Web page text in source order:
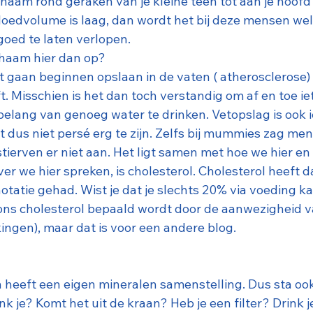
is laag, dan wordt het bij deze mensen
te laten verlopen.
hier dan op?
gaan beginnen opslaan in de vaten (
Misschien is het dan toch verstandig om af en toe
van genoeg water te drinken. Vetopslag is ook
dus niet persé erg te zijn. Zelfs bij mummies zag
er niet aan. Het ligt samen met hoe we hier
we hier spreken, is cholesterol. Cholesterol heeft
gehad. Wist je dat je slechts 20% via voeding
cholesterol bepaald wordt door de aanwezigheid
maar dat is voor een andere blog.
heeft een eigen mineralen samenstelling. Dus sta
je? Komt het uit de kraan? Heb je een filter? Drink